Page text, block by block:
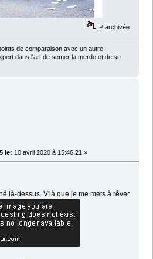
IP archivée
de comparaison avec un autre
dans l'art de semer la merde et de se
le: 10 avril 2020 à 15:46:21 »
là-dessus. V'là que je me mets à rêver